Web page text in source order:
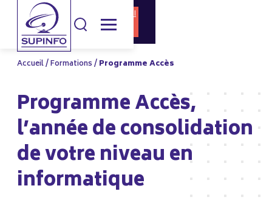
CANDIDATURE
DOCUMENTATI
ON
Accueil/Formations/Programme Accès
Programme Accès,
l’année de consolidation
de votre niveau en
informatique